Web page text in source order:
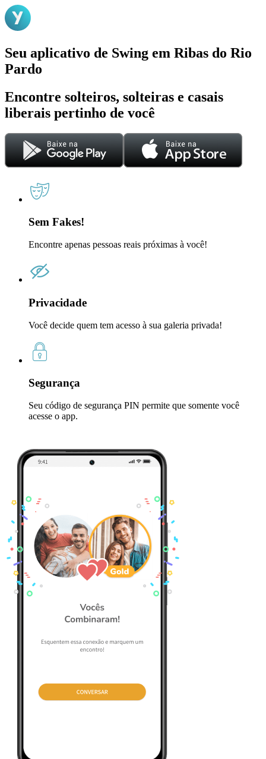
Seu aplicativo de Swing em Ribas do Rio
Pardo
Encontre solteiros, solteiras e casais
liberais pertinho de você
Sem Fakes!
Encontre apenas pessoas reais próximas à você!
Privacidade
Você decide quem tem acesso à sua galeria privada!
Segurança
Seu código de segurança PIN permite que somente você
acesse o app.